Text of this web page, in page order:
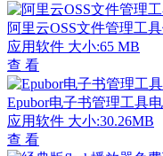
阿里云OSS文件管理工
应用软件 大小:65 MB
查 看
Epubor电子书管理工具
应用软件 大小:30.26MB
查 看